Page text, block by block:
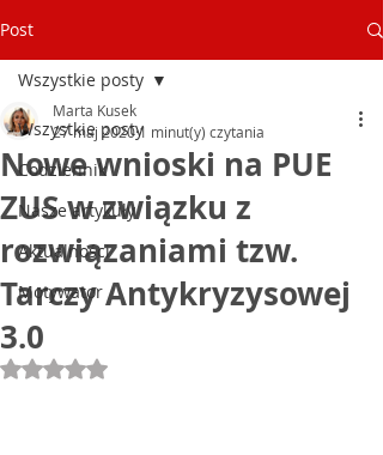
Post
Wszystkie posty
Codziennik
Nasze artykuły
Aktualności
Motywator
Wszystkie posty
Nowe wnioski na PUE
ZUS w związku z
rozwiązaniami tzw.
Tarczy Antykryzysowej
3.0
Marta Kusek
27 maj 20201 minut(y) czytania
Oceniono na NaN z 5 gwiazdek.